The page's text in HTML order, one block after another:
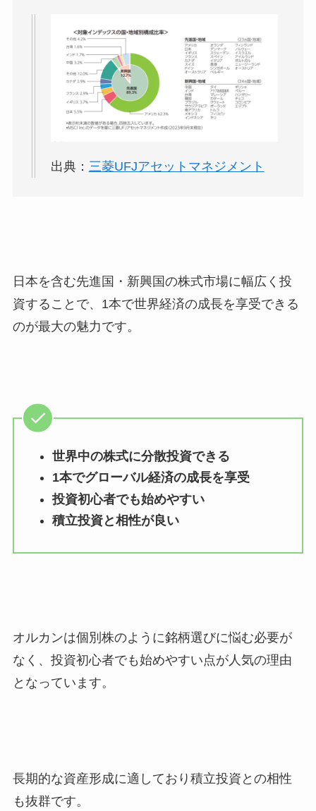
出典： 三菱UFJアセットマネジメント
日本を含む先進国・新興国の株式市場に幅広く投
資することで、1本で世界経済の成長を享受できる
のが最大の魅力です。
世界中の株式に分散投資できる
1本でグローバル経済の成長を享受
投資初心者でも始めやすい
積立投資と相性が良い
オルカンは個別株のように銘柄選びに悩む必要が
なく、投資初心者でも始めやすい点が人気の理由
となっています。
長期的な資産形成に適しており積立投資との相性
も抜群です。